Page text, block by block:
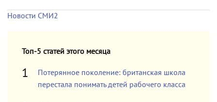
Новости СМИ2
Топ-5 статей этого месяца
Потерянное поколение: британская школа
перестала понимать детей рабочего класса